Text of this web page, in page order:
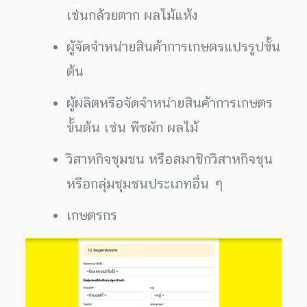
เช่นกล้วยตาก ผลไม้แห้ง
ผู้จัดจำหน่ายสินค้าการเกษตรแปรรูปขั้น
ต้น
ผู้ผลิตหรือจัดจำหน่ายสินค้าการเกษตร
ขั้นต้น เช่น พืชผัก ผลไม้
วิสาหกิจชุมชน หรือสมาชิกวิสาหกิจชุน
หรือกลุ่มชุมชนประเภทอื่น ๆ
เกษตรกร